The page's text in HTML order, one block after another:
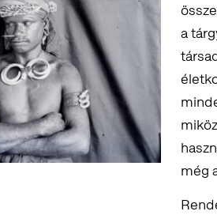
a
még